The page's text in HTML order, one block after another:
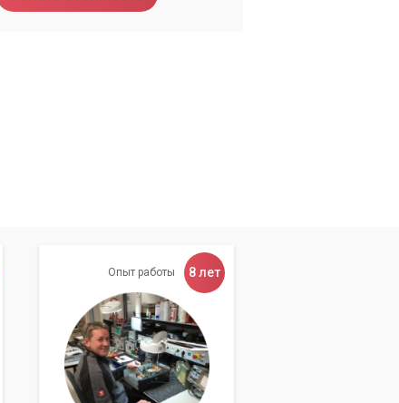
Опыт работы 8 лет